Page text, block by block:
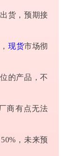
货，预期接
现货市场彻
的产品，不
商有点无法
，未来预